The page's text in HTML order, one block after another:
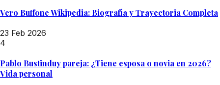
Vero Buffone Wikipedia: Biografía y Trayectoria Completa
23 Feb 2026
4
Pablo Bustinduy pareja: ¿Tiene esposa o novia en 2026?
Vida personal